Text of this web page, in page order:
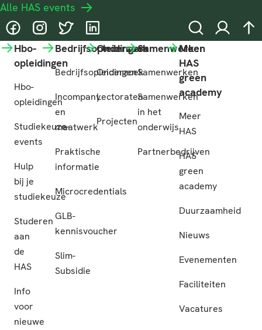
Alle HAS events
@HASgreenacademy
@HASgreenacademy
@greenacademyHAS
@HASgreenacademy ZoekenInloggen
Hbo-
opleidingen
Hbo-
opleidingen
Studiekeuze-
events
Hulp
bij je
studiekeuze
Studeren
aan
de
HAS
Info
voor
nieuwe
Bedrijfsopleidingen
Bedrijfsopleidingen
Incompany
en
maatwerk
Praktische
informatie
Microcredentials
GLB-
kennisvoucher
Slim-
Subsidie
Onderzoek
Onderzoek
Lectoraten
Projecten
Samenwerken
Samenwerken
Samenwerken
in het
onderwijs
Partnerbedrijven
Meer
HAS
green
academy
Meer
HAS
HAS
green
academy
Duurzaamheid
Nieuws
Evenementen
Faciliteiten
Vacatures